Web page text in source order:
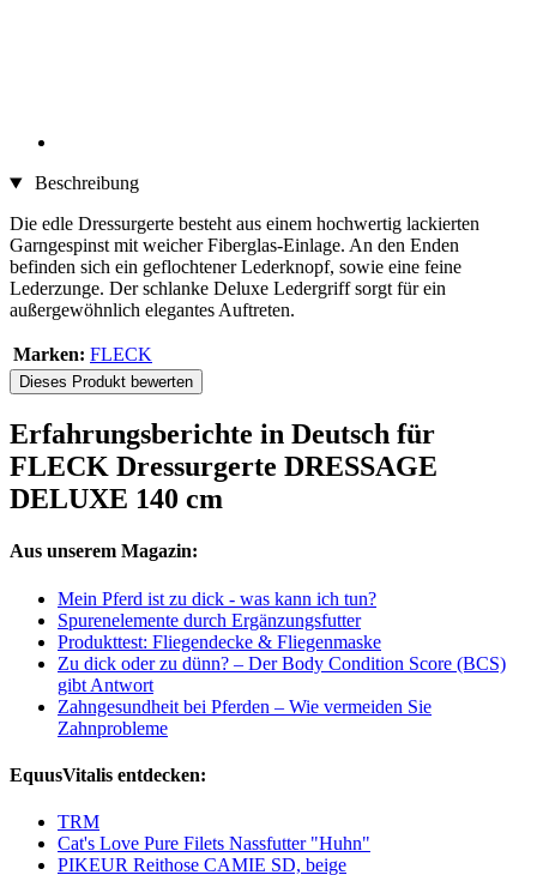
Beschreibung
Die edle Dressurgerte besteht aus einem hochwertig lackierten
Garngespinst mit weicher Fiberglas-Einlage. An den Enden
befinden sich ein geflochtener Lederknopf, sowie eine feine
Lederzunge. Der schlanke Deluxe Ledergriff sorgt für ein
außergewöhnlich elegantes Auftreten.
Marken: FLECK
Dieses Produkt bewerten
Erfahrungsberichte in Deutsch für
FLECK Dressurgerte DRESSAGE
DELUXE 140 cm
Aus unserem Magazin:
Mein Pferd ist zu dick - was kann ich tun?
Spurenelemente durch Ergänzungsfutter
Produkttest: Fliegendecke & Fliegenmaske
Zu dick oder zu dünn? – Der Body Condition Score (BCS)
gibt Antwort
Zahngesundheit bei Pferden – Wie vermeiden Sie
Zahnprobleme
EquusVitalis entdecken:
TRM
Cat's Love Pure Filets Nassfutter "Huhn"
PIKEUR Reithose CAMIE SD, beige